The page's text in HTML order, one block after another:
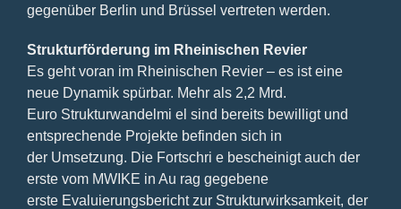
gegenüber Berlin und Brüssel vertreten werden.
Strukturförderung im Rheinischen Revier
Es geht voran im Rheinischen Revier – es ist eine
neue Dynamik spürbar. Mehr als 2,2 Mrd.
Euro Strukturwandelmi el sind bereits bewilligt und
entsprechende Projekte befinden sich in
der Umsetzung. Die Fortschri e bescheinigt auch der
erste vom MWIKE in Au rag gegebene
erste Evaluierungsbericht zur Strukturwirksamkeit, der